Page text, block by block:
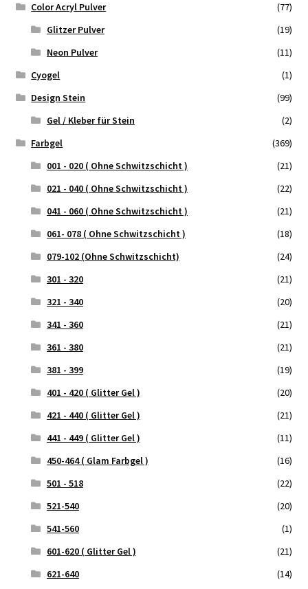
Widerrufsrecht
USA Produkt
Color Acryl Pulver
(77)
Glitzer Pulver
(19)
Neon Pulver
(11)
Cyogel
(1)
Design Stein
(99)
Gel / Kleber für Stein
(2)
Farbgel
(369)
001 - 020 ( Ohne Schwitzschicht )
(21)
021 - 040 ( Ohne Schwitzschicht )
(22)
041 - 060 ( Ohne Schwitzschicht )
(21)
061- 078 ( Ohne Schwitzschicht )
(18)
079-102 (Ohne Schwitzschicht)
(24)
301 - 320
(21)
321 - 340
(20)
341 - 360
(21)
361 - 380
(21)
381 - 399
(19)
401 - 420 ( Glitter Gel )
(20)
421 - 440 ( Glitter Gel )
(21)
441 - 449 ( Glitter Gel )
(11)
450-464 ( Glam Farbgel )
(16)
501 - 518
(22)
521-540
(20)
541-560
(1)
601-620 ( Glitter Gel )
(21)
621-640
(14)